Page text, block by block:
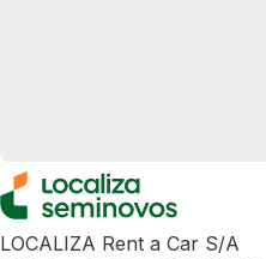
LOCALIZA Rent a Car S/A